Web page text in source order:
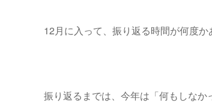
12月に入って、振り返る時間が何度か
振り返るまでは、今年は「何もしなか